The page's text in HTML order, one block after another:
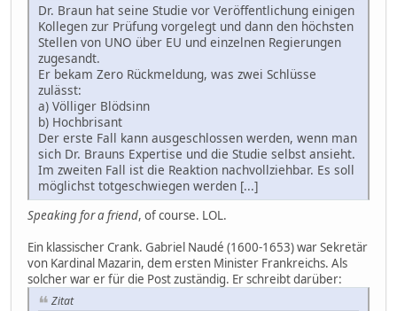
Dr. Braun hat seine Studie vor Veröffentlichung einigen
Kollegen zur Prüfung vorgelegt und dann den höchsten
Stellen von UNO über EU und einzelnen Regierungen
zugesandt.
Er bekam Zero Rückmeldung, was zwei Schlüsse
zulässt:
a) Völliger Blödsinn
b) Hochbrisant
Der erste Fall kann ausgeschlossen werden, wenn man
sich Dr. Brauns Expertise und die Studie selbst ansieht.
Im zweiten Fall ist die Reaktion nachvollziehbar. Es soll
möglichst totgeschwiegen werden [...]
Speaking for a friend, of course. LOL.
Ein klassischer Crank. Gabriel Naudé (1600-1653) war Sekretär
von Kardinal Mazarin, dem ersten Minister Frankreichs. Als
solcher war er für die Post zuständig. Er schreibt darüber:
Zitat